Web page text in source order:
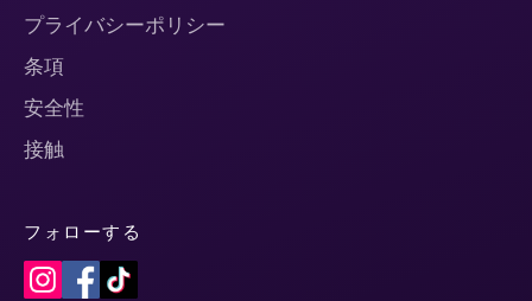
プライバシーポリシー
条項
安全性
接触
フォローする